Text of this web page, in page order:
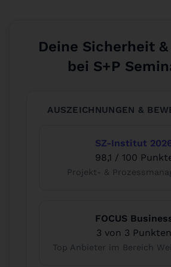
Deine Sicherheit
bei S+P
AUSZEICHNUNGEN &
SZ-Institut
98,1 / 100
Projekt- &
FOCUS
3 von 3 Punkten
Top Anbieter im Bereich